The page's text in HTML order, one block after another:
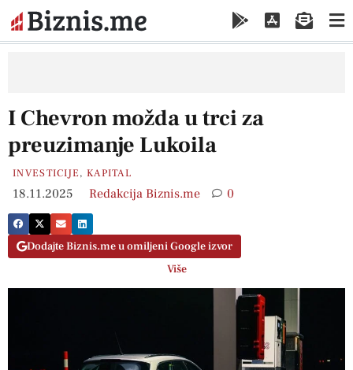
I Chevron možda u trci za
preuzimanje Lukoila
INVESTICIJE, KAPITAL
18.11.2025 Redakcija Biznis.me 0
Dodajte Biznis.me u omiljeni Google izvor
Više